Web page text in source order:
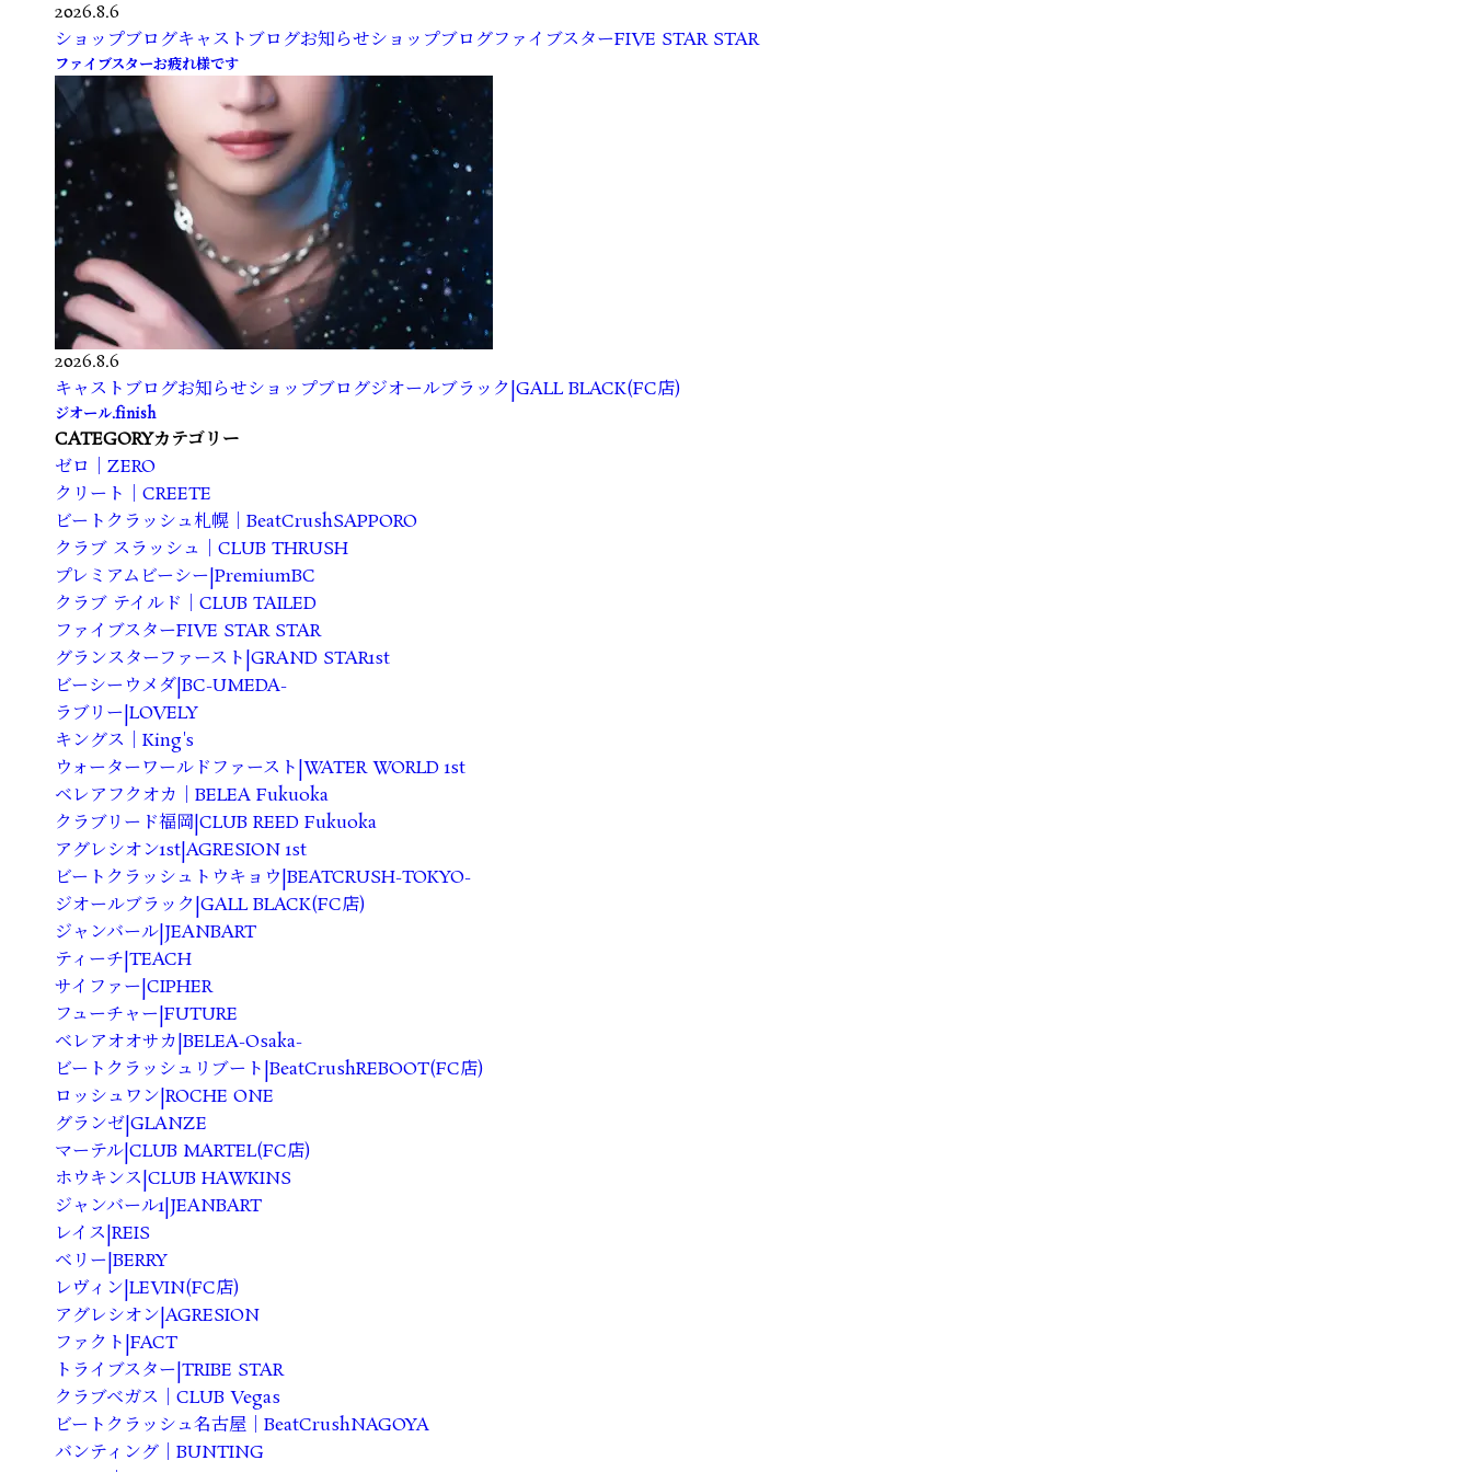
2026.8.6
ショップブログキャストブログお知らせショップブログファイブスターFIVE STAR STAR
ファイブスターお疲れ様です
2026.8.6
キャストブログお知らせショップブログジオールブラック|GALL BLACK(FC店)
ジオール.finish
CATEGORYカテゴリー
ゼロ｜ZERO
クリート｜CREETE
ビートクラッシュ札幌｜BeatCrushSAPPORO
クラブ スラッシュ｜CLUB THRUSH
プレミアムビーシー|PremiumBC
クラブ テイルド｜CLUB TAILED
ファイブスターFIVE STAR STAR
グランスターファースト|GRAND STAR1st
ビーシーウメダ|BC-UMEDA-
ラブリー|LOVELY
キングス｜King's
ウォーターワールドファースト|WATER WORLD 1st
ベレアフクオカ｜BELEA Fukuoka
クラブリード福岡|CLUB REED Fukuoka
アグレシオン1st|AGRESION 1st
ビートクラッシュトウキョウ|BEATCRUSH-TOKYO-
ジオールブラック|GALL BLACK(FC店)
ジャンバール|JEANBART
ティーチ|TEACH
サイファー|CIPHER
フューチャー|FUTURE
ベレアオオサカ|BELEA-Osaka-
ビートクラッシュリブート|BeatCrushREBOOT(FC店)
ロッシュワン|ROCHE ONE
グランゼ|GLANZE
マーテル|CLUB MARTEL(FC店)
ホウキンス|CLUB HAWKINS
ジャンバール1|JEANBART
レイス|REIS
ベリー|BERRY
レヴィン|LEVIN(FC店)
アグレシオン|AGRESION
ファクト|FACT
トライブスター|TRIBE STAR
クラブベガス｜CLUB Vegas
ビートクラッシュ名古屋｜BeatCrushNAGOYA
バンティング｜BUNTING